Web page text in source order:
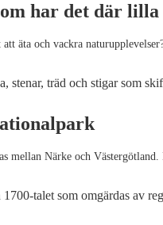
har det där
äta och vackra
mellan Närke och